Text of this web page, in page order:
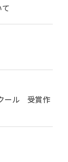
ール 受賞作